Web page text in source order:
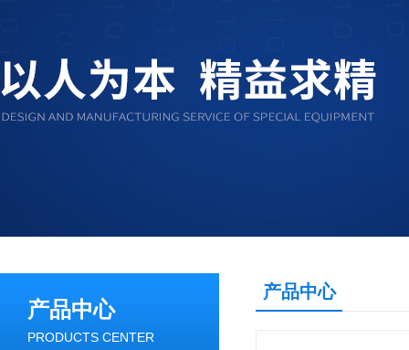
产品中心
PRODUCTS CENTER
产品中心